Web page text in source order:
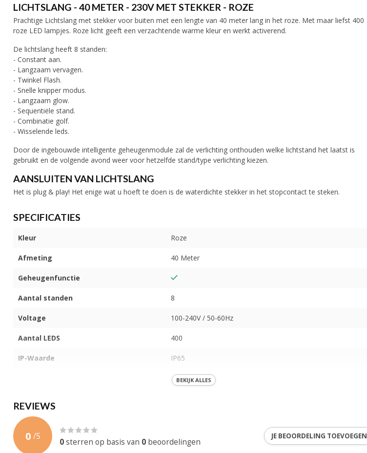
LICHTSLANG - 40 METER - 230V MET STEKKER - ROZE
Prachtige Lichtslang met stekker voor buiten met een lengte van 40 meter lang in het roze. Met maar liefst 400
roze LED lampjes. Roze licht geeft een verzachtende warme kleur en werkt activerend.
De lichtslang heeft 8 standen:
- Constant aan.
- Langzaam vervagen.
- Twinkel Flash.
- Snelle knipper modus.
- Langzaam glow.
- Sequentiële stand.
- Combinatie golf.
- Wisselende leds.
Door de ingebouwde intelligente geheugenmodule zal de verlichting onthouden welke lichtstand het laatst is
gebruikt en de volgende avond weer voor hetzelfde stand/type verlichting kiezen.
AANSLUITEN VAN LICHTSLANG
Het is plug & play! Het enige wat u hoeft te doen is de waterdichte stekker in het stopcontact te steken.
SPECIFICATIES
Kleur Roze
Afmeting 40 Meter
Geheugenfunctie
Aantal standen 8
Voltage 100-240V / 50-60Hz
Aantal LEDS 400
IP-Waarde IP65
Gewicht
Levensduur 30.000 branduren
BEKIJK ALLES
REVIEWS
0 /5
0sterren op basis van 0 beoordelingen
JE BEOORDELING TOEVOEGEN